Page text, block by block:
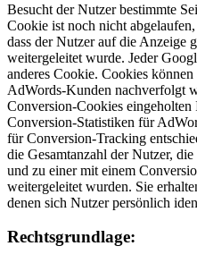
Besucht der Nutzer bestimmte
Cookie ist noch nicht
dass der Nutzer auf die Anzeige
weitergeleitet wurde. Jeder
anderes Cookie. Cookies
AdWords-Kunden nachverfolgt
Conversion-Cookies eingeholten
Conversion-Statistiken für
für Conversion-Tracking
die Gesamtanzahl der Nutzer,
und zu einer mit einem
weitergeleitet wurden. Sie
denen sich Nutzer persönlich
Rechtsgrundlage: